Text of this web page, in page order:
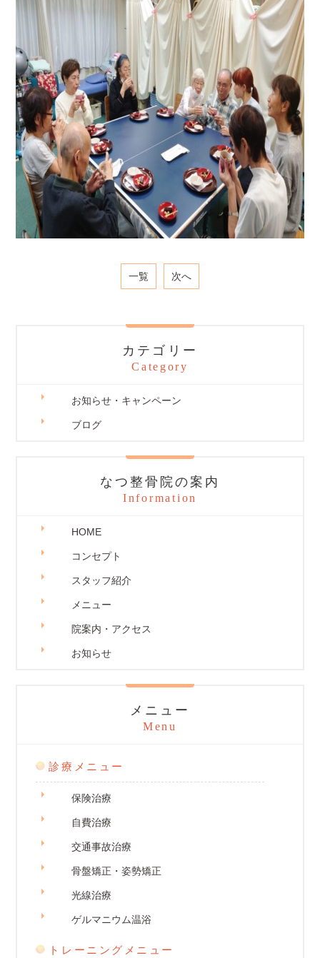
一覧 次へ
カテゴリー
Category
お知らせ・キャンペーン
ブログ
なつ整骨院の案内
Information
HOME
コンセプト
スタッフ紹介
メニュー
院案内・アクセス
お知らせ
メニュー
Menu
診療メニュー
保険治療
自費治療
交通事故治療
骨盤矯正・姿勢矯正
光線治療
ゲルマニウム温浴
トレーニングメニュー